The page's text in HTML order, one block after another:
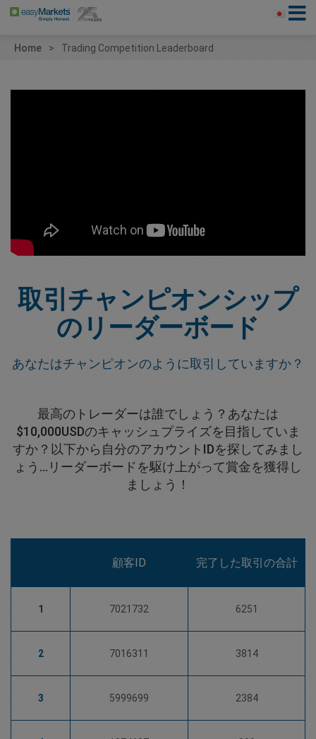
Home Trading Competition Leaderboard
取引チャンピオンシップ
のリーダーボード
あなたはチャンピオンのように取引していますか？
最高のトレーダーは誰でしょう？あなたは
$10,000USDのキャッシュプライズを目指していま
すか？以下から自分のアカウントIDを探してみまし
ょう...リーダーボードを駆け上がって賞金を獲得し
ましょう！
顧客ID 完了した取引の合計
1 7021732 6251
2 7016311 3814
3 5999699 2384